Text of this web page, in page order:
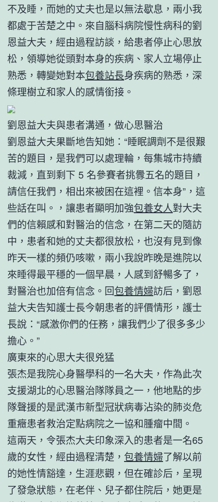
不及睡，而她的丈夫也是以無法歇息，兩小我
都處于苦楚之中。來自腦科病院慢性病科的劉
恩益大夫，經由過程訪談，給患者停止心思放
松，領導她從頭對本身的疾病、家人立場停止
熟悉，轉變她對本包養站長身疾病的熟悉，深
條理樹立和家人的感情銜接。
劉恩益大夫與患者溝通，做心思醫治
劉恩益大夫果斷地告知她：“睡眠調劑不是很艱
苦的題目，是我們可以處理輪，每集城市持續
裁減，直到剩下 5 名參賽者挑釁五名的題目，
請信任我們，相出來被困在這裡。信本身”，這
些話在叫。，讓患者顯明加強包養女人對大夫
們的信賴感和對醫治的信念，在第二天的隨訪
中，患者和她的丈夫都很放松，也沒有見到像
昨天一樣的頻仍咳嗽，兩小我說昨晚是進院以
來睡得最平穩的一個早晨，人感到舒暢多了，
對醫治也加倍有信念。回包養情婦訪后，劉恩
益大夫告知護士長今朝患者的評價情形，護士
長說：“感激你們的任務，讓我們少了很多多少
擔心。”
廣東來的心思大夫很兇猛
張杰是我院心身醫學科的一名大夫，作為此次
支援湖北的心思醫治隊隊員之一，他地點的步
隊聲援的是武漢市新型冠狀病毒沾染的肺炎危
重癥患者救治定點病院之一協和腫瘤中間。
這兩天，令張杰大夫印象深入的患者是一名65
歲的女性，經由過程清楚， 包養情婦了解以前
的她性情豁達，生涯悲觀，但在確診后，呈現
了發急狀態，在老伴、兒子都住院后，她更是